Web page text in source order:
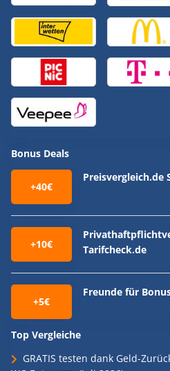
Bonus Deals
+40€
Preisvergleich.de
+10€
Tarifcheck.de
+5€
Freunde für
Top Vergleiche
GRATIS testen dank Geld-